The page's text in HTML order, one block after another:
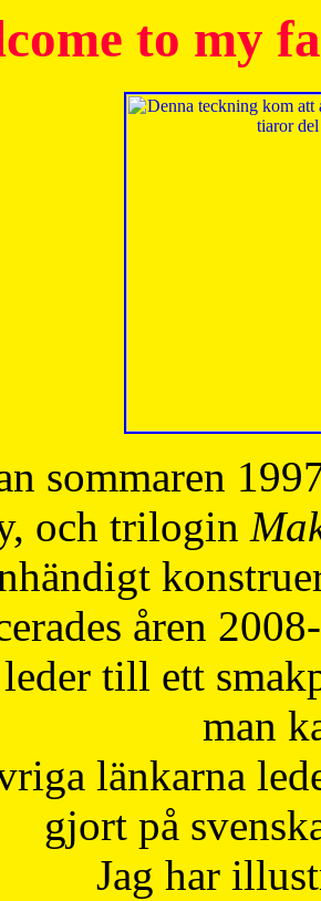
to my
sommaren
och trilogin
åren
till ett
man
länkarna
gjort på
Jag har